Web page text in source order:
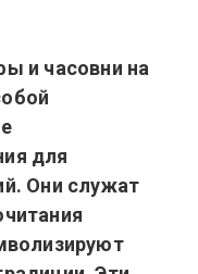
и часовни на
для
Они служат